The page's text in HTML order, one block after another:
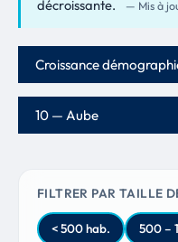
décroissante.
— Mis à
Critère de classement
Département
FILTRER PAR TAILLE
< 500 hab. 500 –